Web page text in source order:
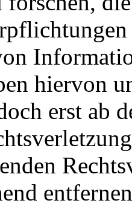
hiervon
erst ab